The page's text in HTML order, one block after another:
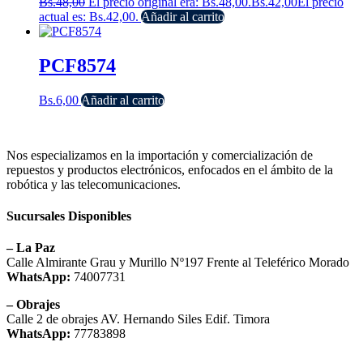
actual es: Bs.42,00. Añadir al carrito
PCF8574
Bs.6,00Añadir al carrito
Nos especializamos en la importación y comercialización de
repuestos y productos electrónicos, enfocados en el ámbito de la
robótica y las telecomunicaciones.
Sucursales Disponibles
– La Paz
Calle Almirante Grau y Murillo Nº197 Frente al Teleférico Morado
WhatsApp: 74007731
– Obrajes
Calle 2 de obrajes AV. Hernando Siles Edif. Timora
WhatsApp: 77783898